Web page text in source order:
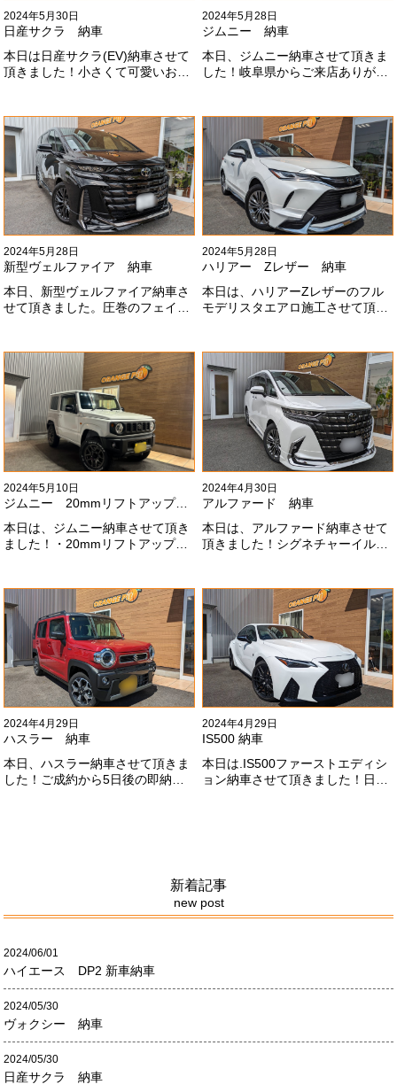
2024年5月30日
日産サクラ 納車
本日は日産サクラ(EV)納車させて
頂きました！小さくて可愛いお車
#x1f60a;#x1f60a;M様ありがとう
ございました#x1f60a;
2024年5月28日
ジムニー 納車
本日、ジムニー納車させて頂きま
した！岐阜県からご来店ありがと
ープンカントリー、ホイールと、
可愛い仕様になりました！これか
らもよろしくお願いします
#x1f647;#x200d;#x2640;#xfe0f;
2024年5月28日
新型ヴェルファイア 納車
本日、新型ヴェルファイア納車さ
せて頂きました。圧巻のフェイス
なりました！いつも本当にありが
とうございます#x1f60a;
2024年5月28日
ハリアー Zレザー 納車
本日は、ハリアーZレザーのフル
モデリスタエアロ施工させて頂き
全然、思い通りエアロが入ってき
ませんね。。今後とも宜しくお願
いします！
2024年5月10日
ジムニー 20mmリフトアップ納車
本日は、ジムニー納車させて頂き
ました！・20mmリフトアップ・
させて頂きました！！弊社で、短
期間に何台もご注文ありがどうご
ざいます！！これからもよろしく
お願いします
#x1f647;#x200d;#x2640;#xfe0f;
2024年4月30日
アルファード 納車
本日は、アルファード納車させて
頂きました！シグネチャーイル
よろしくお願いします
#x1f647;#x200d;#x2640;#xfe0f;
2024年4月29日
ハスラー 納車
本日、ハスラー納車させて頂きま
した！ご成約から5日後の即納車
2024年4月29日
IS500 納車
本日は.IS500ファーストエディシ
ョン納車させて頂きました！日本
絡ください！
新着記事
new post
2024/06/01
ハイエース DP2 新車納車
2024/05/30
ヴォクシー 納車
2024/05/30
日産サクラ 納車